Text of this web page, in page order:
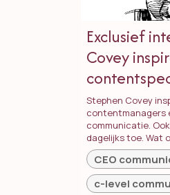
Exclusief
Covey
Stephen Covey
contentmanagers
communicatie.
dagelijks toe. Wat
CEO
c-level